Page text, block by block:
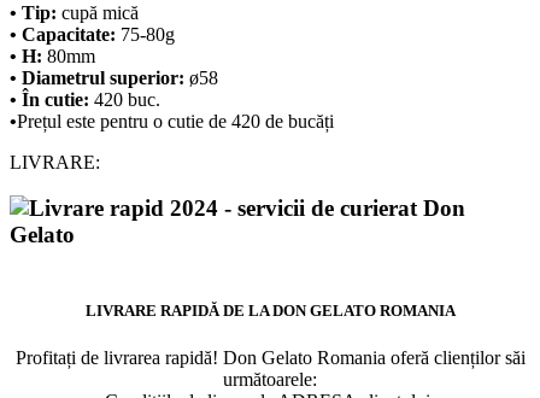
• Tip: cupă mică
• Capacitate: 75-80g
• H: 80mm
• Diametrul superior: ø58
• În cutie: 420 buc.
•Prețul este pentru o cutie de 420 de bucăți
LIVRARE:
LIVRARE RAPIDĂ DE LA DON GELATO ROMANIA
Profitați de livrarea rapidă! Don Gelato Romania oferă clienților săi
următoarele: